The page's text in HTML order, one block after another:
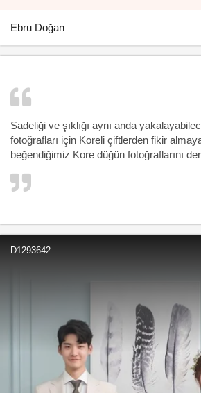
Ebru Doğan
Sadeliği ve şıklığı aynı anda
fotoğrafları için Koreli çiftlerden fikir
beğendiğimiz Kore düğün fotoğraflarını
D1293642